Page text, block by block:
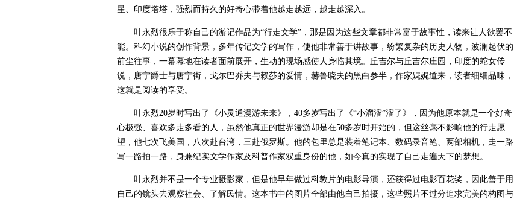
星、印度塔塔，强烈而持久的好奇心带着他越走越远，越走越深入。
叶永烈很乐于称自己的游记作品为“行走文学”，那是因为这些文章都非常富于故事性，读来让人欲罢不
能。科幻小说的创作背景，多年传记文学的写作，使他非常善于讲故事，纷繁复杂的历史人物，波澜起伏的
前尘往事，一幕幕地在读者面前展开，生动的现场感使人身临其境。丘吉尔与丘吉尔庄园，印度的蛇女传
说，唐宁爵士与唐宁街，戈尔巴乔夫与赖莎的爱情，赫鲁晓夫的黑白参半，作家娓娓道来，读者细细品味，
这就是阅读的享受。
叶永烈20岁时写出了《小灵通漫游未来》，40多岁写出了《“小溜溜”溜了》，因为他原本就是一个好奇
心极强、喜欢多走多看的人，虽然他真正的世界漫游却是在50多岁时开始的，但这丝毫不影响他的行走愿
望，他七次飞美国，八次赴台湾，三赴俄罗斯。他的包里总是装着笔记本、数码录音笔、两部相机，走一路
写一路拍一路，身兼纪实文学作家及科普作家双重身份的他，如今真的实现了自己走遍天下的梦想。
叶永烈并不是一个专业摄影家，但是他早年做过科教片的电影导演，还获得过电影百花奖，因此善于用
自己的镜头去观察社会、了解民情。这本书中的图片全部由他自己拍摄，这些照片不过分追求完美的构图与